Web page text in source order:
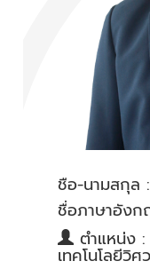
ชื่อ-นามสกุล
ชื่อภาษาอังก
ตำแหน่ง :
เทคโนโลยีวิศ